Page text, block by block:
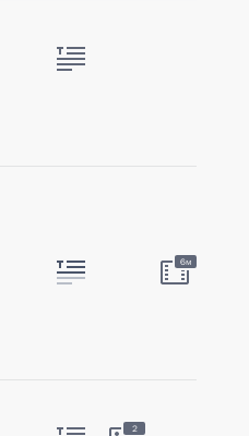
6м
2